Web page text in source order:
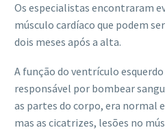
Os especialistas encontraram
músculo cardíaco que podem
dois meses após a alta.
A função do ventrículo
responsável por bombear
as partes do corpo, era normal
mas as cicatrizes, lesões no